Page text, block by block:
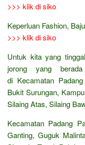
>>> klik di siko
Keperluan Fashion,
>>> klik di siko
Untuk kita yang
jorong yang
di Kecamatan
Bukit Surungan,
Silaing Atas, Silaing
Kecamatan Padang
Ganting, Guguk